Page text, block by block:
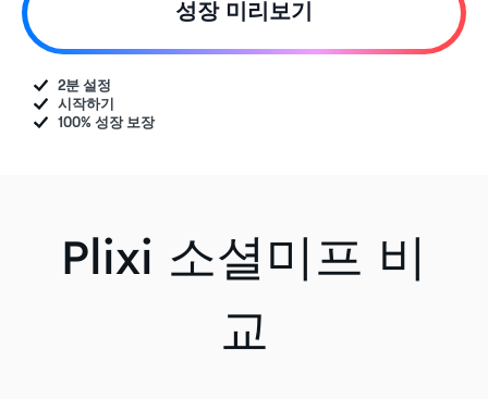
성장 미리보기
2분 설정
시작하기
100% 성장 보장
Plixi 소셜미프 비
교